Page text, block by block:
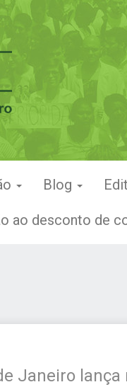
Blog
ao desconto de
Janeiro